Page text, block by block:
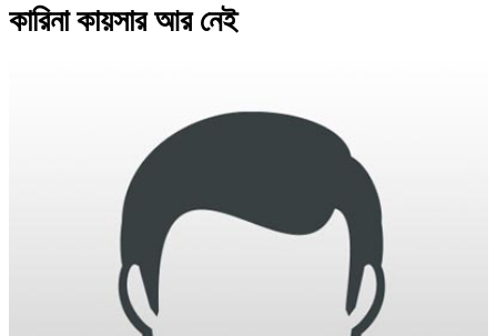
কারিনা কায়সার আর নেই